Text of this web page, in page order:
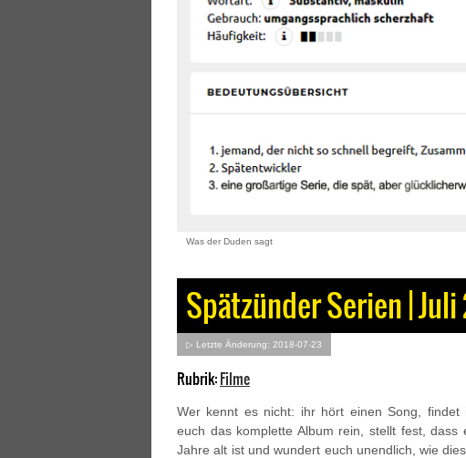
Was der Duden sagt
Spätzünder Serien | Juli
▷ Letzte Änderung: 2018-07-23
Rubrik:Filme
Wer kennt es nicht: ihr hört einen Song, findet
euch das komplette Album rein, stellt fest, dass
Jahre alt ist und wundert euch unendlich, wie